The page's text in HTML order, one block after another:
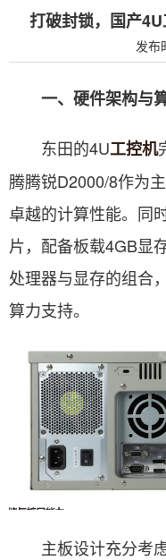
打破封锁，国产
发布
一、硬件架构与
东田的4U工控机
腾腾锐D2000/8作为
卓越的计算性能。同
片，配备板载4GB显
处理器与显存的组合
算力支持。
主板设计充分考虑